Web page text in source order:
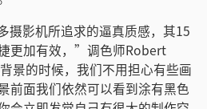
摄影机所追求的逼真质感，其15
更加有效，”调色师Robert
景的时候，我们不用担心有些画
前面我们依然可以看到涂有黑色